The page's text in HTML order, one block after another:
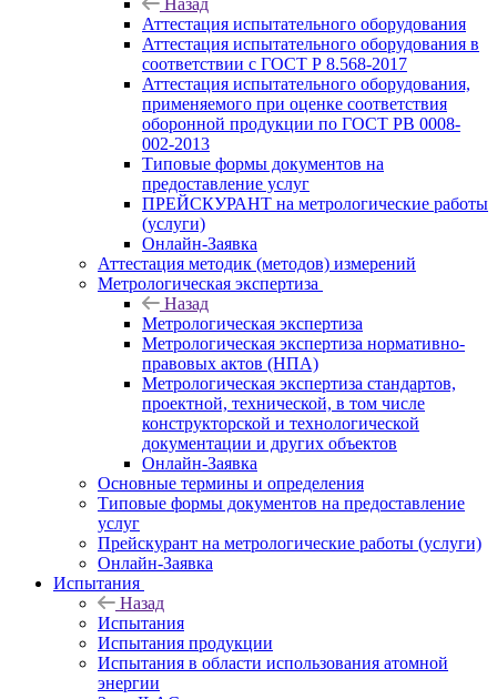
Назад
Аттестация испытательного оборудования
Аттестация испытательного оборудования в
соответствии с ГОСТ Р 8.568-2017
Аттестация испытательного оборудования,
применяемого при оценке соответствия
оборонной продукции по ГОСТ РВ 0008-
002-2013
Типовые формы документов на
предоставление услуг
ПРЕЙСКУРАНТ на метрологические работы
(услуги)
Онлайн-Заявка
Аттестация методик (методов) измерений
Метрологическая экспертиза
Назад
Метрологическая экспертиза
Метрологическая экспертиза нормативно-
правовых актов (НПА)
Метрологическая экспертиза стандартов,
проектной, технической, в том числе
конструкторской и технологической
документации и других объектов
Онлайн-Заявка
Основные термины и определения
Типовые формы документов на предоставление
услуг
Прейскурант на метрологические работы (услуги)
Онлайн-Заявка
Испытания
Назад
Испытания
Испытания продукции
Испытания в области использования атомной
энергии